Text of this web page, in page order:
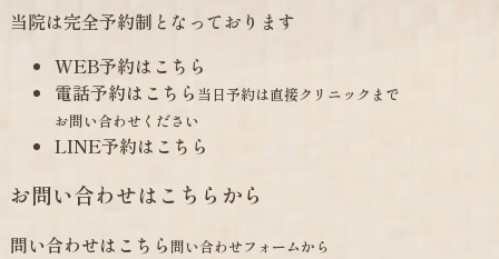
当院は完全予約制となっております
WEB予約はこちら
電話予約はこちら 当日予約は直接クリニックまで
お問い合わせください
LINE予約はこちら
お問い合わせはこちらから
問い合わせはこちら 問い合わせフォームから